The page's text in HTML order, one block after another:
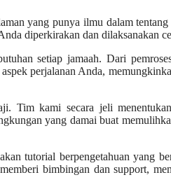
yang punya ilmu dalam
diperkirakan dan dilaksanakan
setiap jamaah. Dari
perjalanan Anda,
Tim kami secara jeli
yang damai buat
tutorial berpengetahuan yang
bimbingan dan support,